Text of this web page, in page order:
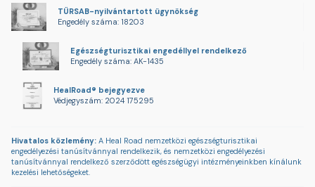
TÜRSAB-nyilvántartott ügynökség
Engedély száma: 18203
Egészségturisztikai engedéllyel rendelkező
Engedély száma: AK-1435
HealRoad® bejegyezve
Védjegyszám: 2024 175295
Hivatalos közlemény: A Heal Road nemzetközi egészségturisztikai
engedélyezési tanúsítvánnyal rendelkezik, és nemzetközi engedélyezési
tanúsítvánnyal rendelkező szerződött egészségügyi intézményeinkben kínálunk
kezelési lehetőségeket.